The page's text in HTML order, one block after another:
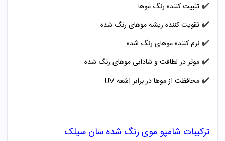
✔️ تثبیت کننده رنگ موها
✔️ تقویت کننده ریشه موهای رنگ شده
✔️ نرم کننده موهای رنگ شده
✔️ موثر در لطافت و شادابی موهای رنگ شده
✔️ محافظت از موها در برابر اشعه UV
ترکیبات شامپو موی رنگ شده سان سیلک